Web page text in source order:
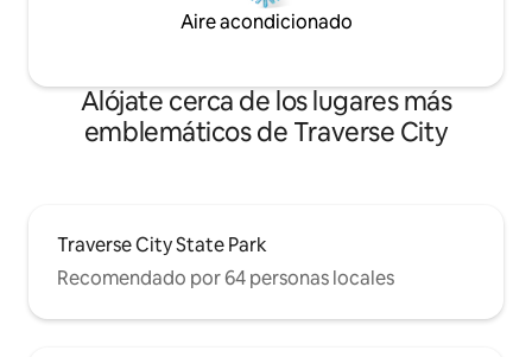
Aire acondicionado
Alójate cerca de los lugares más
emblemáticos de Traverse City
Traverse City State Park
Recomendado por 64 personas locales